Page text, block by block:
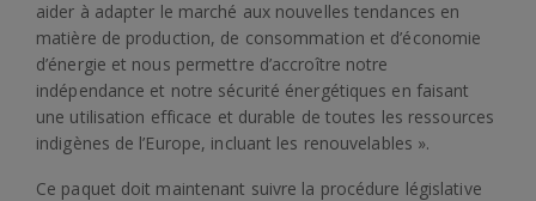
aider à adapter le marché aux nouvelles tendances en
matière de production, de consommation et d’économie
d’énergie et nous permettre d’accroître notre
indépendance et notre sécurité énergétiques en faisant
une utilisation efficace et durable de toutes les ressources
indigènes de l’Europe, incluant les renouvelables ».
Ce paquet doit maintenant suivre la procédure législative